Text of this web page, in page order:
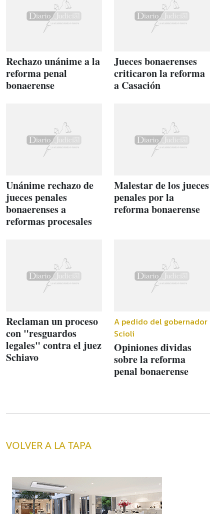
Rechazo unánime a la
reforma penal
bonaerense
Jueces bonaerenses
criticaron la reforma
a Casación
Unánime rechazo de
jueces penales
bonaerenses a
reformas procesales
Malestar de los jueces
penales por la
reforma bonaerense
Reclaman un proceso
con "resguardos
legales" contra el juez
Schiavo
A pedido del gobernador
Scioli
Opiniones dividas
sobre la reforma
penal bonaerense
VOLVER A LA TAPA